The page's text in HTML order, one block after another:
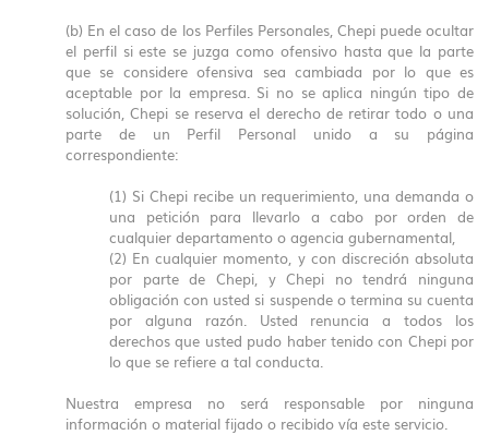
(b) En el caso de los Perfiles Personales, Chepi puede ocultar
el perfil si este se juzga como ofensivo hasta que la parte
que se considere ofensiva sea cambiada por lo que es
aceptable por la empresa. Si no se aplica ningún tipo de
solución, Chepi se reserva el derecho de retirar todo o una
parte de un Perfil Personal unido a su página
correspondiente:
(1) Si Chepi recibe un requerimiento, una demanda o
una petición para llevarlo a cabo por orden de
cualquier departamento o agencia gubernamental,
(2) En cualquier momento, y con discreción absoluta
por parte de Chepi, y Chepi no tendrá ninguna
obligación con usted si suspende o termina su cuenta
por alguna razón. Usted renuncia a todos los
derechos que usted pudo haber tenido con Chepi por
lo que se refiere a tal conducta.
Nuestra empresa no será responsable por ninguna
información o material fijado o recibido vía este servicio.